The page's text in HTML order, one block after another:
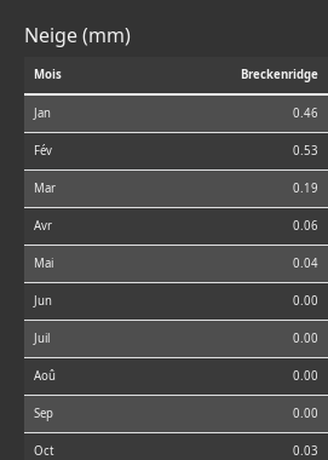
Neige (mm)
Mois Breckenridge
Jan 0.46
Fév 0.53
Mar 0.19
Avr 0.06
Mai 0.04
Jun 0.00
Juil 0.00
Aoû 0.00
Sep 0.00
Oct 0.03